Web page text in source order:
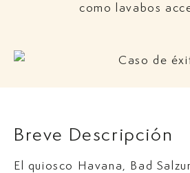
como lavabos
Breve Descripción
El quiosco Havana, Bad